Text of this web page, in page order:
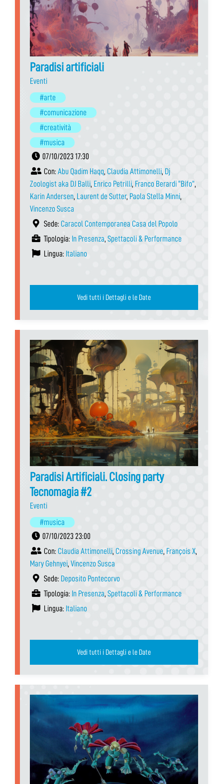
Paradisi artificiali
Eventi
#arte
#comunicazione
#creatività
#musica
07/10/2023 17:30
Con: Abu Qadim Haqq, Claudia Attimonelli, Dj
Zoologist aka DJ Balli, Enrico Petrilli, Franco Berardi “Bifo”,
Karin Andersen, Laurent de Sutter, Paola Stella Minni,
Vincenzo Susca
Sede: Caracol Contemporanea Casa del Popolo
Tipologia: In Presenza, Spettacoli & Performance
Lingua: Italiano
Vedi tutti i Dettagli e le Date
Paradisi Artificiali. Closing party
Tecnomagia #2
Eventi
#musica
07/10/2023 23:00
Con: Claudia Attimonelli, Crossing Avenue, François X,
Mary Gehnyei, Vincenzo Susca
Sede: Deposito Pontecorvo
Tipologia: In Presenza, Spettacoli & Performance
Lingua: Italiano
Vedi tutti i Dettagli e le Date